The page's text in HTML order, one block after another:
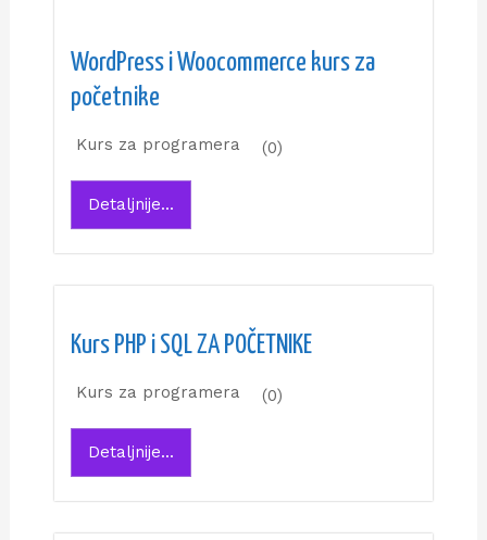
WordPress i Woocommerce kurs za
početnike
Kurs za programera (0)
Detaljnije...
Kurs PHP i SQL ZA POČETNIKE
Kurs za programera (0)
Detaljnije...